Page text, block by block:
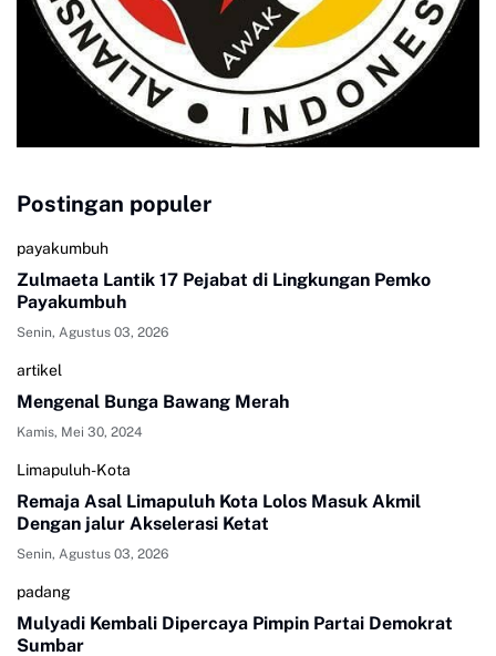
Postingan populer
payakumbuh
Zulmaeta Lantik 17 Pejabat di Lingkungan Pemko
Payakumbuh
Senin, Agustus 03, 2026
artikel
Mengenal Bunga Bawang Merah
Kamis, Mei 30, 2024
Limapuluh-Kota
Remaja Asal Limapuluh Kota Lolos Masuk Akmil
Dengan jalur Akselerasi Ketat
Senin, Agustus 03, 2026
padang
Mulyadi Kembali Dipercaya Pimpin Partai Demokrat
Sumbar